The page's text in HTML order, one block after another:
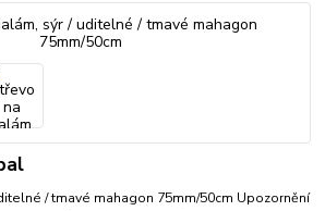
/ tmavé mahagon 75mm/50cm Upozornění